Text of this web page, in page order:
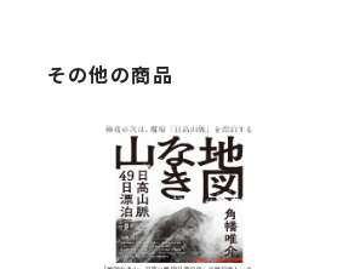
その他の商品